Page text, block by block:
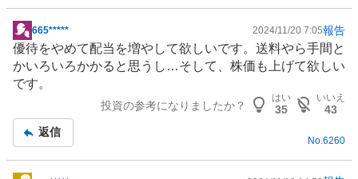
掲
示
板
記
665***** 2024/11/20 7:05報告
優待をやめて配当を増やして欲しいです。送料やら手間と
かいろいろかかると思うし…そして、株価も上げて欲しい
です。
投資の参考になりましたか？
はい
35
いいえ
43
返信
No.6260